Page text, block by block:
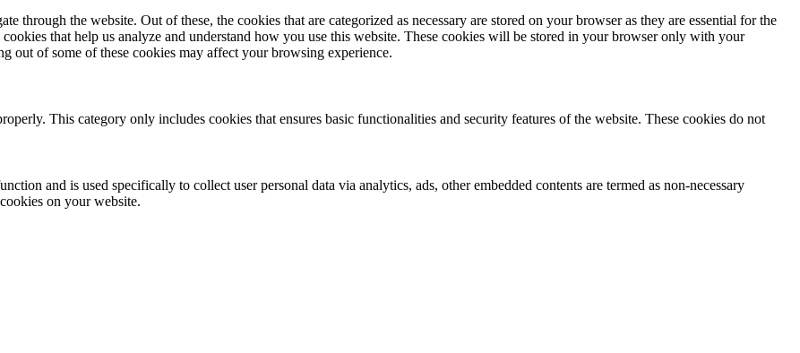
through the website. Out of these, the cookies that are categorized as necessary are stored on your browser as they are essential for the
that help us analyze and understand how you use this website. These cookies will be stored in your browser only with your
out of some of these cookies may affect your browsing experience.
This category only includes cookies that ensures basic functionalities and security features of the website. These cookies do not
and is used specifically to collect user personal data via analytics, ads, other embedded contents are termed as non-necessary
on your website.